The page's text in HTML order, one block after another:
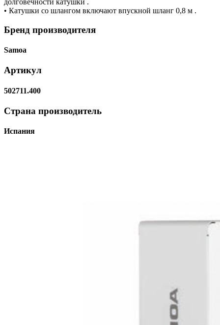
долговечности катушки .
• Катушки со шлангом включают впускной шланг 0,8 м .
Бренд производителя
Samoa
Артикул
502711.400
Страна производитель
Испания